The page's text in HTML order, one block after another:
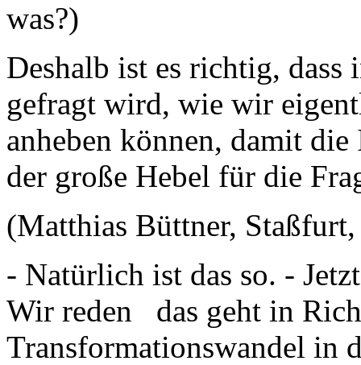
was?)
Deshalb ist es richtig,
gefragt wird, wie wir
anheben können, damit
der große Hebel für die
(Matthias Büttner,
- Natürlich ist das so. -
Wir reden das geht in
Transformationswandel in